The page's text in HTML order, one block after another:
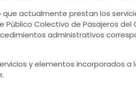
actualmente prestan los
Público Colectivo de Pasajeros del
administrativos
y elementos incorporados a